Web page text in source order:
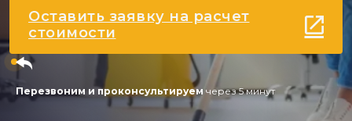
Оставить заявку на расчет
стоимости
Перезвоним и проконсультируем через 5 минут